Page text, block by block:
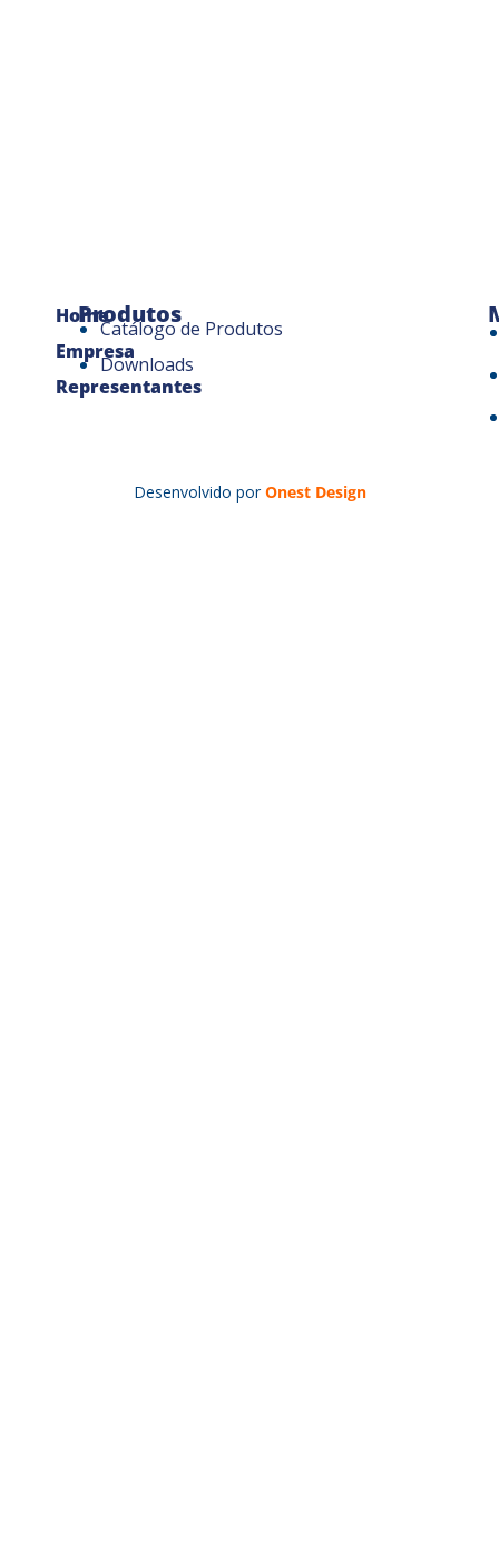
Home
Empresa
Representantes
Produtos
Catálogo de Produtos
Downloads
Desenvolvido por Onest Design